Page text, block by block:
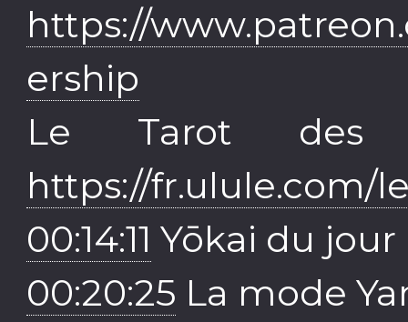
https://
ership
Le Tarot
https://fr.ulule.com/
00:14:11 Yōkai du jour
00:20:25 La mode